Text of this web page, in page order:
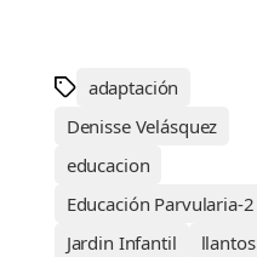
adaptación
Denisse Velásquez
educacion
Educación Parvularia-2
Jardin Infantil
llantos